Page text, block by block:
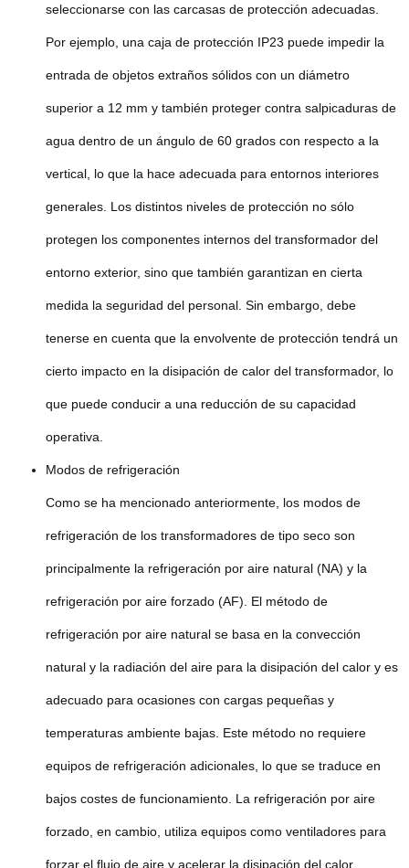
seleccionarse con las carcasas de protección adecuadas.
Por ejemplo, una caja de protección IP23 puede impedir la
entrada de objetos extraños sólidos con un diámetro
superior a 12 mm y también proteger contra salpicaduras de
agua dentro de un ángulo de 60 grados con respecto a la
vertical, lo que la hace adecuada para entornos interiores
generales. Los distintos niveles de protección no sólo
protegen los componentes internos del transformador del
entorno exterior, sino que también garantizan en cierta
medida la seguridad del personal. Sin embargo, debe
tenerse en cuenta que la envolvente de protección tendrá un
cierto impacto en la disipación de calor del transformador, lo
que puede conducir a una reducción de su capacidad
operativa.
Modos de refrigeración
Como se ha mencionado anteriormente, los modos de
refrigeración de los transformadores de tipo seco son
principalmente la refrigeración por aire natural (NA) y la
refrigeración por aire forzado (AF). El método de
refrigeración por aire natural se basa en la convección
natural y la radiación del aire para la disipación del calor y es
adecuado para ocasiones con cargas pequeñas y
temperaturas ambiente bajas. Este método no requiere
equipos de refrigeración adicionales, lo que se traduce en
bajos costes de funcionamiento. La refrigeración por aire
forzado, en cambio, utiliza equipos como ventiladores para
forzar el flujo de aire y acelerar la disipación del calor.